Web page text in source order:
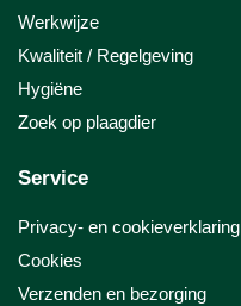
Werkwijze
Kwaliteit / Regelgeving
Hygiëne
Zoek op plaagdier
Service
Privacy- en cookieverklaring
Cookies
Verzenden en bezorging